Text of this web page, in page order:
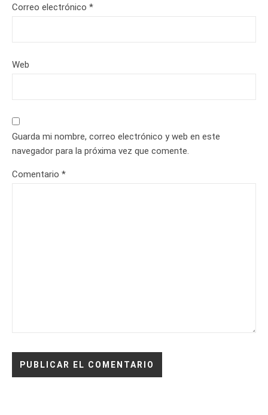
Correo electrónico *
Web
Guarda mi nombre, correo electrónico y web en este
navegador para la próxima vez que comente.
Comentario *